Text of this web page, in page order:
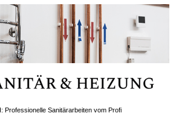
Professionelle Sanitärarbeiten vom Profi